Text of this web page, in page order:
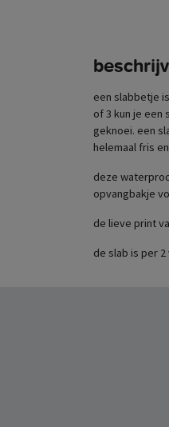
een slabbetje
of 3 kun je een
geknoei. een
helemaal fris
deze
opvangbakje
de lieve print
de slab is per